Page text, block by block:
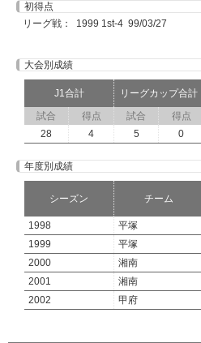
初得点
リーグ戦： 1999 1st-4 99/03/27
大会別成績
J1合計 リーグカップ合計
試合
得点 試合 得点
28
4 5 0
年度別成績
シーズン チーム
1998
平塚
1999
平塚
2000
湘南
2001
湘南
2002
甲府